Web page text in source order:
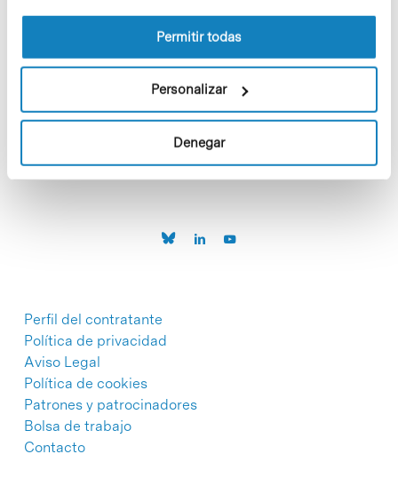
la Política de cookies del sitio web.
Permitir todas
Personalizar
Denegar
C/Baldiri Reixac, 4-12 i 15
08028 Barcelona
Perfil del contratante
Política de privacidad
Aviso Legal
Política de cookies
Patrones y patrocinadores
Bolsa de trabajo
Contacto